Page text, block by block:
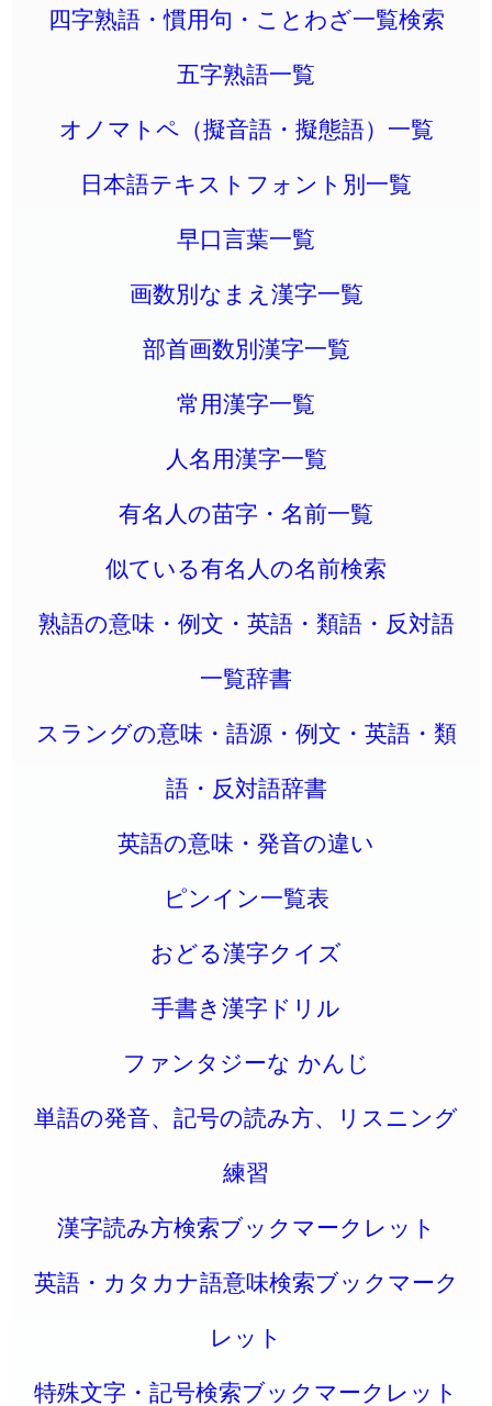
四字熟語・慣用句・ことわざ一覧検索
五字熟語一覧
オノマトペ（擬音語・擬態語）一覧
日本語テキストフォント別一覧
早口言葉一覧
画数別なまえ漢字一覧
部首画数別漢字一覧
常用漢字一覧
人名用漢字一覧
有名人の苗字・名前一覧
似ている有名人の名前検索
熟語の意味・例文・英語・類語・反対語
一覧辞書
スラングの意味・語源・例文・英語・類
語・反対語辞書
英語の意味・発音の違い
ピンイン一覧表
おどる漢字クイズ
手書き漢字ドリル
ファンタジーな かんじ
単語の発音、記号の読み方、リスニング
練習
漢字読み方検索ブックマークレット
英語・カタカナ語意味検索ブックマーク
レット
特殊文字・記号検索ブックマークレット